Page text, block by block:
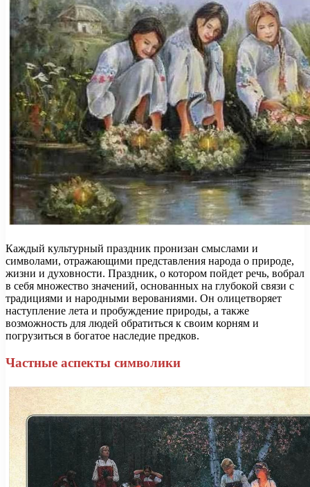
Каждый культурный праздник пронизан смыслами и
символами, отражающими представления народа о природе,
жизни и духовности. Праздник, о котором пойдет речь, вобрал
в себя множество значений, основанных на глубокой связи с
традициями и народными верованиями. Он олицетворяет
наступление лета и пробуждение природы, а также
возможность для людей обратиться к своим корням и
погрузиться в богатое наследие предков.
Частные аспекты символики